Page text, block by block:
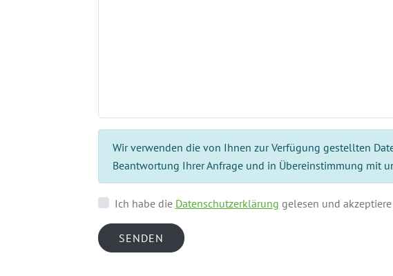
Wir verwenden die von Ihnen zur Verfügung gestellten
Beantwortung Ihrer Anfrage und in Übereinstimmung mit
Ich habe die Datenschutzerklärung gelesen und akzeptiere
SENDEN